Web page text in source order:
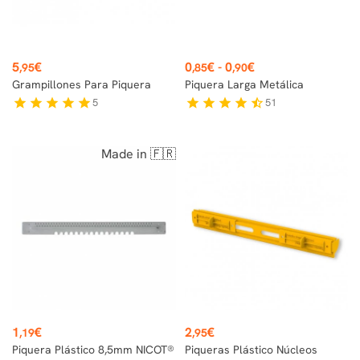
Precio
5,95€
Grampillones Para Piquera
star star star star star5
Precio
0,85€ - 0,90€
Piquera Larga Metálica
star star star star star_half51
Made in 🇫🇷
Precio
1,19€
Piquera Plástico 8,5mm NICOT®
Precio
2,95€
Piqueras Plástico Núcleos